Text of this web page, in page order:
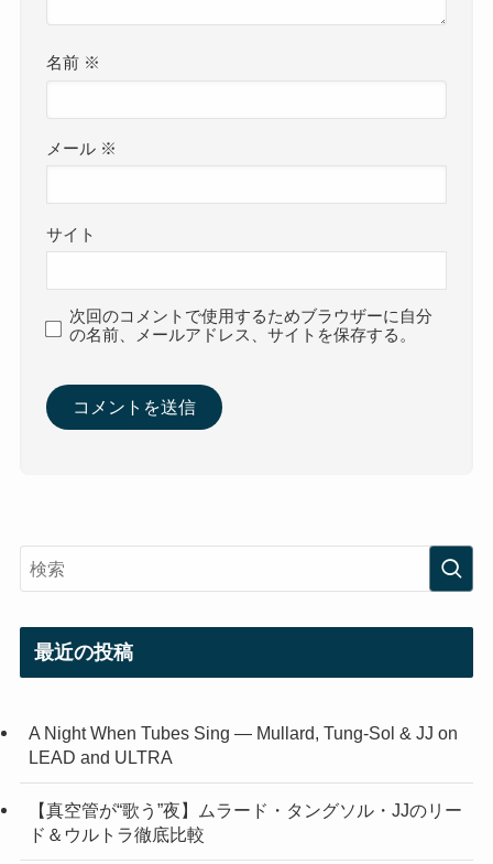
名前 ※
メール ※
サイト
次回のコメントで使用するためブラウザーに自分
の名前、メールアドレス、サイトを保存する。
最近の投稿
A Night When Tubes Sing — Mullard, Tung-Sol & JJ on
LEAD and ULTRA
【真空管が“歌う”夜】ムラード・タングソル・JJのリー
ド＆ウルトラ徹底比較